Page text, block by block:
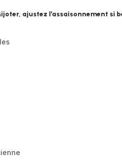
ajustez l’assaisonnement si